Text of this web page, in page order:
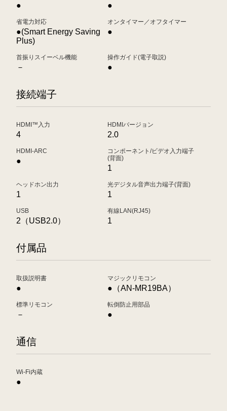
● ●
省電力対応
●(Smart Energy Saving
Plus)
オンタイマー／オフタイマー
●
首振りスイーベル機能
－
操作ガイド(電子取説)
●
接続端子
HDMI™入力
4
HDMIバージョン
2.0
HDMI-ARC
●
コンポーネント/ビデオ入力端子
(背面)
1
ヘッドホン出力
1
光デジタル音声出力端子(背面)
1
USB
2（USB2.0）
有線LAN(RJ45)
1
付属品
取扱説明書
●
マジックリモコン
●（AN-MR19BA）
標準リモコン
－
転倒防止用部品
●
通信
Wi-Fi内蔵
●